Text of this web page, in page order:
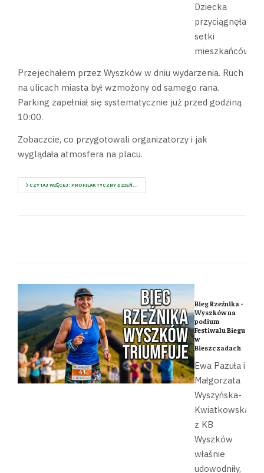
Dziecka
przyciągnęła
setki
mieszkańców.
Przejechałem przez Wyszków w dniu wydarzenia. Ruch
na ulicach miasta był wzmożony od samego rana.
Parking zapełniał się systematycznie już przed godziną
10:00.
Zobaczcie, co przygotowali organizatorzy i jak
wyglądała atmosfera na placu.
CZYTAJ WIĘCEJ: PROFILAKTYCZNY DZIEŃ...
Bieg Rzeźnika -
Wyszków na
podium
Festiwalu Biegu
w
Bieszczadach
Ewa Pazuła i
Małgorzata
Wyszyńska-
Kwiatkowska
z KB
Wyszków
właśnie
udowodniły,